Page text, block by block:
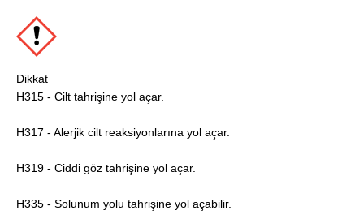
Dikkat
H315 - Cilt tahrişine yol açar.
H317 - Alerjik cilt reaksiyonlarına yol açar.
H319 - Ciddi göz tahrişine yol açar.
H335 - Solunum yolu tahrişine yol açabilir.